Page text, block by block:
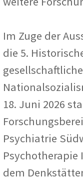
Im Zuge der
die 5.
18. Juni 2026
Psychiatrie
Psychotherapie
dem